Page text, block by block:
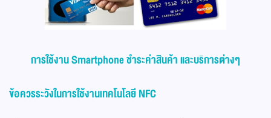
การใช้งาน Smartphone ชำระค่าสินค้า และบริการต่างๆ
ข้อควรระวังในการใช้งานเทคโนโลยี NFC